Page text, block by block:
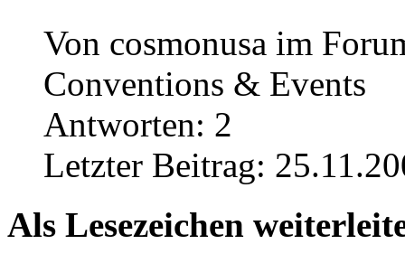
Von cosmonusa im
Conventions & Events
Antworten: 2
Letzter Beitrag:
Als Lesezeichen